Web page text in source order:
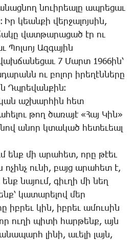
նո­ւի­րեա­լը ապ­րե­ցաւ
Իր կեան­քի վեր­ջա­լոյ­սին,
վատ­թա­րա­ցած էր ու
Ազ­գա­յին
7 ­Մարտ 1966ին՝
ու բո­լոր ի­րե­ղէն­նե­րը
Դպ­րե­վան­քին։
աշ­խար­հին հետ
թող ծա­ռա­յէ «­Հայ ­Կին»
ա­նոր կտա­կած հե­տե­ւեալ
ենք մի ա­րա­հետ, ո­րը թէեւ
ու­նի, բայց ա­րա­հետ է,
նա­յում, գիւ­ղի մի նեղ
կա­տա­րե­լով մեր
իբ­րեւ կին, իբ­րեւ ա­մու­սին
ու­ղի պի­տի հար­թենք, այն
լի­նի, ա­ւե­լի լայն,